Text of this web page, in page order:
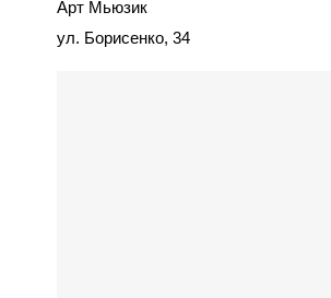
Арт Мьюзик
ул. Борисенко, 34